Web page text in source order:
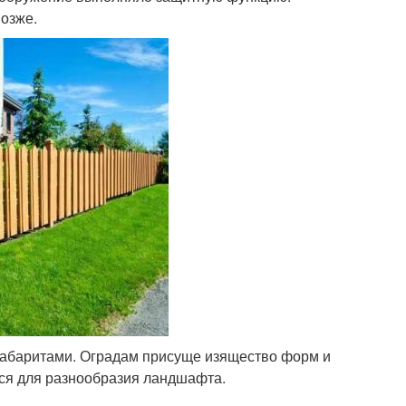
Оградам присуще изящество форм и
для разнообразия ландшафта.